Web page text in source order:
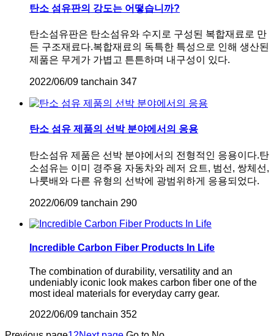
탄소 섬유판의 강도는 어떻습니까?
탄소섬유판은 탄소섬유와 수지로 구성된 복합재료로 만
든 구조재료다.복합재료의 독특한 특성으로 인해 생산된
제품은 무게가 가볍고 튼튼하며 내구성이 있다.
2022/06/09 tanchain 347
탄소 섬유 제품의 선박 분야에서의 응용
탄소섬유 제품은 선박 분야에서의 전형적인 응용이다.탄
소섬유는 이미 경주용 자동차와 레저 요트, 범선, 쌍체선,
나룻배와 다른 유형의 선박에 광범위하게 응용되었다.
2022/06/09 tanchain 290
Incredible Carbon Fiber Products In Life
The combination of durability, versatility and an
undeniably iconic look makes carbon fiber one of the
most ideal materials for everyday carry gear.
2022/06/09 tanchain 352